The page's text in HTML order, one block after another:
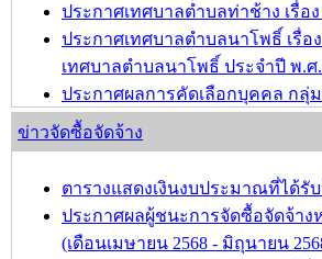
ประกาศเทศบาลตำบลท่าช้าง เรื่
ประกาศเทศบาลตำบลนาโพธิ์ เรื่
เทศบาลตำบลนาโพธิ์ ประจำปี พ.ศ
ประกาศผลการคัดเลือกบุคคล ก
วัฒนธรรม ประจำปี พ.ศ.2568
ขอความอนุเคราะห์ประชาสัมพัน
เสริมและรักษามรดกภูมิปัญญาทา
บทความ อื่นๆ ...
ข่าวจัดซื้อจัดจ้าง
ตารางแสดงเงินงบประมาณที่ได้รั
ประกาศผลผู้ชนะการจัดซื้อจัดจ้า
(เดือนเมษายน 2568 - มิถุนายน